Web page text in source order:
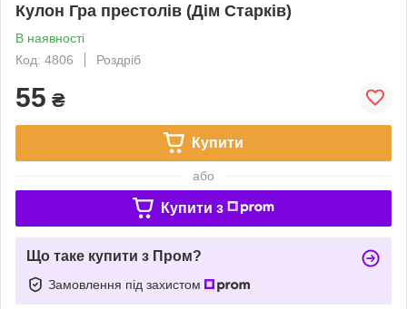
Кулон Гра престолів (Дім Старків)
В наявності
Код: 4806
Роздріб
55 ₴
Купити
або
Купити з
Що таке купити з Пром?
Замовлення під захистом